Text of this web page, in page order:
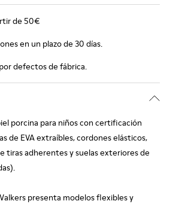
de 50€
en un plazo de 30 días.
defectos de fábrica.
porcina para niños con certificación
de EVA extraíbles, cordones elásticos,
tiras adherentes y suelas exteriores de
presenta modelos flexibles y